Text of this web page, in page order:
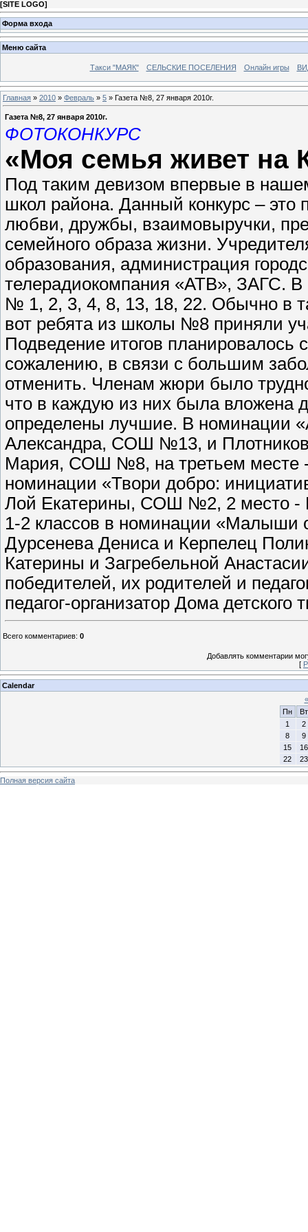
[SITE LOGO]
Форма входа
Меню сайта
Такси "МАЯК" СЕЛЬСКИЕ ПОСЕЛЕНИЯ Онлайн игры
Главная » 2010 » Февраль » 5 » Газета №8, 27 января 2010г.
Газета №8, 27 января 2010г.
ФОТОКОНКУРС
«Моя семья живет на
Под таким девизом впервые в
школ района. Данный конкурс – это
любви, дружбы, взаимовыручки,
семейного образа жизни.
образования, администрация
телерадиокомпания «АТВ», ЗАГС.
№ 1, 2, 3, 4, 8, 13, 18, 22. Обычно в
вот ребята из школы №8 приняли
Подведение итогов планировалось
сожалению, в связи с большим
отменить. Членам жюри было
что в каждую из них была вложена
определены лучшие. В номинации
Александра, СОШ №13, и
Мария, СОШ №8, на третьем
номинации «Твори добро:
Лой Екатерины, СОШ №2, 2 место
1-2 классов в номинации «Малыши
Дурсенева Дениса и Керпелец
Катерины и Загребельной
победителей, их родителей и
педагог-организатор Дома детского
Всего комментариев: 0
Добавлять комментарии
[
Calendar
«
Пн
Вт
1
2
8
9
15
16
22
23
Полная версия сайта